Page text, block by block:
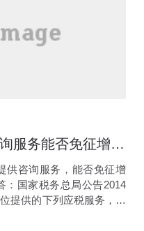
向境外公司提供咨询服务能否免征增值税
供咨询服务，能否免征增
：国家税务总局公告2014
提供的下列应税服务，包